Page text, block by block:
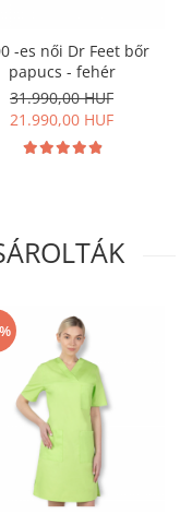
-es női Dr Feet bőr
papucs - fehér
31.990,00 HUF
21.990,00 HUF